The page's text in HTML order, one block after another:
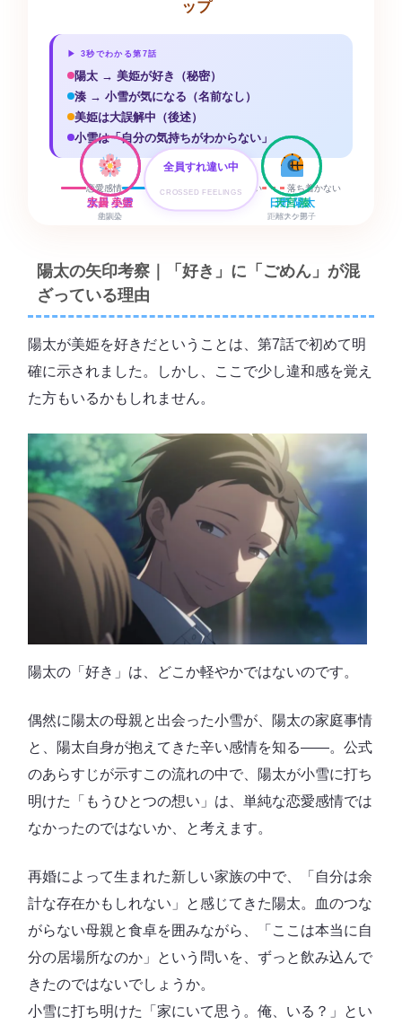
ップ
▶ 3秒でわかる第7話
陽太 → 美姫が好き（秘密）
湊 → 小雪が気になる（名前なし）
美姫は大誤解中（後述）
小雪は「自分の気持ちがわからない」
👀 気になる
😰 傍にいると落ち着かない
氷川 小雪
主人公
日野 陽太
バスケ部
安曇 美姫
幼馴染
天宮 湊
距離ナシ男子
全員すれ違い中
CROSSED FEELINGS
恋愛感情 気になる 誤解・勘違い 落ち着かない
陽太の矢印考察｜「好き」に「ごめん」が混
ざっている理由
陽太が美姫を好きだということは、第7話で初めて明
確に示されました。しかし、ここで少し違和感を覚え
た方もいるかもしれません。
陽太の「好き」は、どこか軽やかではないのです。
偶然に陽太の母親と出会った小雪が、陽太の家庭事情
と、陽太自身が抱えてきた辛い感情を知る――。公式
のあらすじが示すこの流れの中で、陽太が小雪に打ち
明けた「もうひとつの想い」は、単純な恋愛感情では
なかったのではないか、と考えます。
再婚によって生まれた新しい家族の中で、「自分は余
計な存在かもしれない」と感じてきた陽太。血のつな
がらない母親と食卓を囲みながら、「ここは本当に自
分の居場所なのか」という問いを、ずっと飲み込んで
きたのではないでしょうか。
小雪に打ち明けた「家にいて思う。俺、いる？」とい